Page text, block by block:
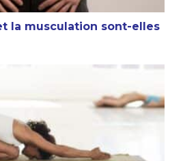
la musculation sont-elles
il s’étirer après la musculation ?